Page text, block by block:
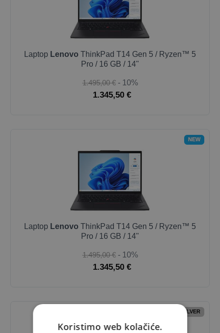
Laptop Lenovo ThinkPad T14 Gen 5 / Ryzen™ 5
Pro / 16 GB / 14"
1.495,00 € - 10%
1.345,50 €
NEW
Laptop Lenovo ThinkPad T14 Gen 5 / Ryzen™ 5
Pro / 16 GB / 14"
1.495,00 € - 10%
1.345,50 €
OUTLET-SILVER
Koristimo web kolačiće.